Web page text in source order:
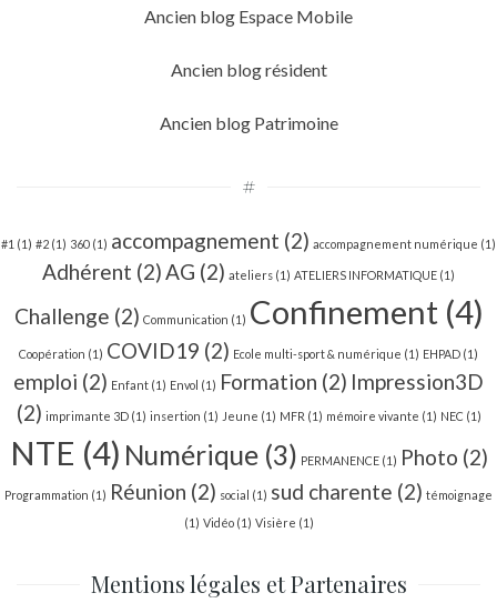
Ancien blog Espace Mobile
Ancien blog résident
Ancien blog Patrimoine
#
#1 (1) #2 (1) 360 (1) accompagnement (2) accompagnement numérique (1)
Adhérent (2)AG (2) ateliers (1) ATELIERS INFORMATIQUE (1)
Challenge (2) Communication (1) Confinement(4)
Coopération (1) COVID19 (2) Ecole multi-sport & numérique (1) EHPAD (1)
emploi (2) Enfant (1) Envol (1) Formation (2) Impression3D
(2) imprimante 3D(1) insertion (1) Jeune (1) MFR (1) mémoire vivante (1) NEC (1)
NTE (4) Numérique(3) PERMANENCE(1) Photo (2)
Programmation (1) Réunion (2) social (1) sud charente (2) témoignage
(1) Vidéo(1) Visière (1)
Mentions légales et Partenaires